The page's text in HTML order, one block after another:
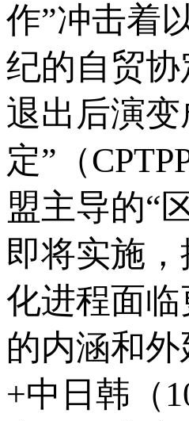
作”冲击着
纪的自贸协
退出后演
定”（
盟主导的“
即将实施
化进程面
的内涵和
+中日韩（